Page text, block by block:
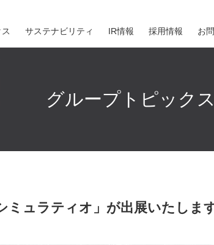
サステナビリティ IR情報 採用情報 お
グループトピックス
ミュラティオ」が出展いたしま